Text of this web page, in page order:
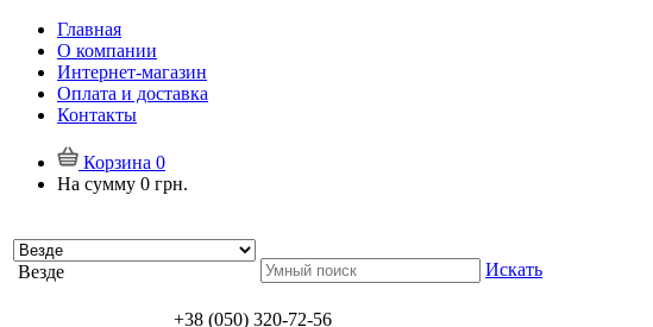
Главная
О компании
Интернет-магазин
Оплата и доставка
Контакты
Корзина 0
На сумму 0 грн.
Везде Искать
+38 (050) 320-72-56